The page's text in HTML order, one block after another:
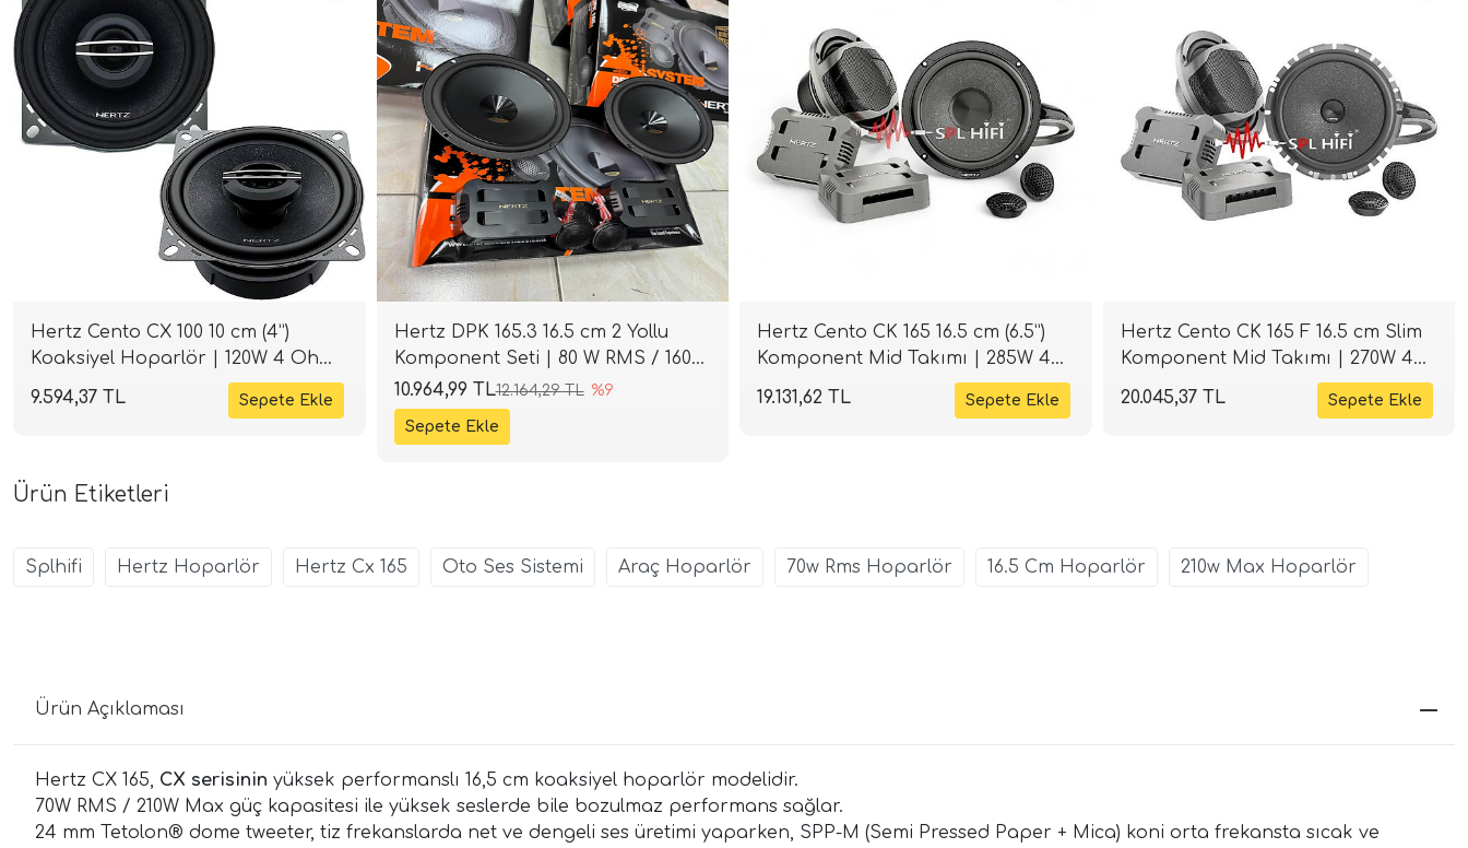
Hertz Cento CX 100 10 cm (4”)
Koaksiyel Hoparlör | 120W 4 Ohm
| SPLHIFI
9.594,37 TL
Hertz DPK 165.3 16.5 cm 2 Yollu
Komponent Seti | 80 W RMS / 160
W Peak | 93 dB | 4 Ohm | SPLHIFI
12.164,29 TL %9
10.964,99 TL
Hertz Cento CK 165 16.5 cm (6.5”)
Komponent Mid Takımı | 285W 4
Ohm | SPLHIFI
19.131,62 TL
Hertz Cento CK 165 F 16.5 cm Slim
Komponent Mid Takımı | 270W 4
Ohm | SPLHIFI
20.045,37 TL
Ürün Etiketleri
Splhifi Hertz Hoparlör Hertz Cx 165 Oto Ses Sistemi Araç Hoparlör 70w Rms Hoparlör 16.5 Cm Hoparlör 210w Max Hoparlör
Ürün Açıklaması
Hertz CX 165, CX serisinin yüksek performanslı 16,5 cm koaksiyel hoparlör modelidir.
70W RMS / 210W Max güç kapasitesi ile yüksek seslerde bile bozulmaz performans sağlar.
24 mm Tetolon® dome tweeter, tiz frekanslarda net ve dengeli ses üretimi yaparken, SPP-M (Semi Pressed Paper + Mica) koni orta frekansta sıcak ve